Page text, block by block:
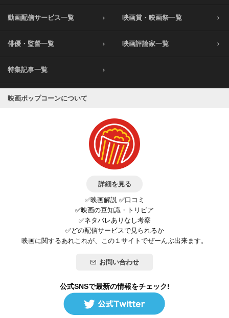
動画配信サービス一覧 映画賞・映画祭一覧
俳優・監督一覧 映画評論家一覧
特集記事一覧
映画ポップコーンについて
詳細を見る
✅映画解説 ✅口コミ
✅映画の豆知識・トリビア
✅ネタバレありなし考察
✅どの配信サービスで見られるか
映画に関するあれこれが、この１サイトでぜーんぶ出来ます。
お問い合わせ
公式SNSで最新の情報をチェック!